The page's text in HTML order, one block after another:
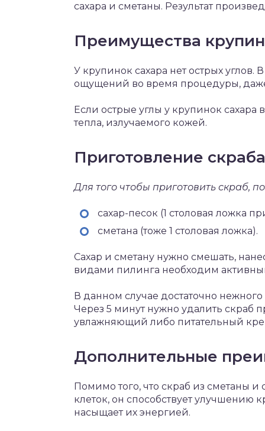
сахара и сметаны. Результат
Преимущества
У крупинок сахара нет острых
ощущений во время процедуры,
Если острые углы у крупинок
тепла, излучаемого кожей.
Приготовление скраба
Для того чтобы приготовить скраб,
сахар-песок (1 столовая ложка
сметана (тоже 1 столовая ложка).
Сахар и сметану нужно смешать,
видами пилинга необходим
В данном случае достаточно
Через 5 минут нужно удалить скраб
увлажняющий либо питательный
Дополнительные
Помимо того, что скраб из сметаны
клеток, он способствует улучшению
насыщает их энергией.